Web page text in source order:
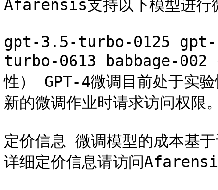
Afarensis支持以下模型进行
gpt-3.5-turbo-0125
turbo-0613 babbage-
性） GPT-4微调目前处于实
新的微调作业时请求访问权限
定价信息 微调模型的成本基
详细定价信息请访问